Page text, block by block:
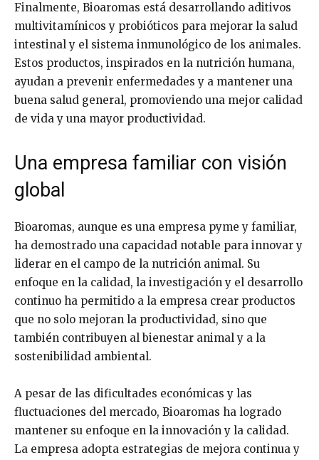
Finalmente, Bioaromas está desarrollando aditivos
multivitamínicos y probióticos para mejorar la salud
intestinal y el sistema inmunológico de los animales.
Estos productos, inspirados en la nutrición humana,
ayudan a prevenir enfermedades y a mantener una
buena salud general, promoviendo una mejor calidad
de vida y una mayor productividad.
Una empresa familiar con visión
global
Bioaromas, aunque es una empresa pyme y familiar,
ha demostrado una capacidad notable para innovar y
liderar en el campo de la nutrición animal. Su
enfoque en la calidad, la investigación y el desarrollo
continuo ha permitido a la empresa crear productos
que no solo mejoran la productividad, sino que
también contribuyen al bienestar animal y a la
sostenibilidad ambiental.
A pesar de las dificultades económicas y las
fluctuaciones del mercado, Bioaromas ha logrado
mantener su enfoque en la innovación y la calidad.
La empresa adopta estrategias de mejora continua y